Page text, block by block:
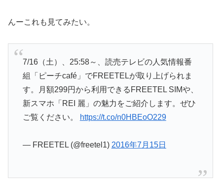
んーこれも見てみたい。
7/16（土）、25:58～、読売テレビの人気情報番
組「ピーチcafé」でFREETELが取り上げられま
す。月額299円から利用できるFREETEL SIMや、
新スマホ「REI 麗」の魅力をご紹介します。ぜひ
ご覧ください。
https://t.co/n0HBEoO229
— FREETEL (@freetel1) 2016年7月15日